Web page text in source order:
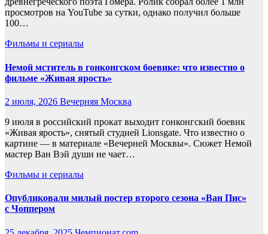
просмотров на YouTube за сутки, однако получил больше
100…
Фильмы и сериалы
Немой мститель в гонконгском боевике: что известно о
фильме «Живая ярость»
2 июля, 2026 Вечерняя Москва
9 июля в российский прокат выходит гонконгский боевик
«Живая ярость», снятый студией Lionsgate. Что известно о
картине — в материале «Вечерней Москвы». Сюжет Немой
мастер Ван Вэй души не чает…
Фильмы и сериалы
Опубликовали милый постер второго сезона «Ван Пис»
с Чоппером